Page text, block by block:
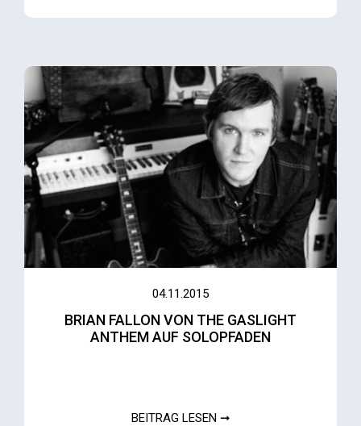
04.11.2015
BRIAN FALLON VON THE GASLIGHT
ANTHEM AUF SOLOPFADEN
BEITRAG LESEN ➞